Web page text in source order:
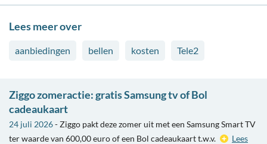
Lees meer over
aanbiedingen bellen kosten Tele2
Ziggo zomeractie: gratis Samsung tv of Bol
cadeaukaart
24 juli 2026- Ziggo pakt deze zomer uit met een Samsung Smart TV
ter waarde van 600,00 euro of een Bol cadeaukaart t.w.v.
Lees